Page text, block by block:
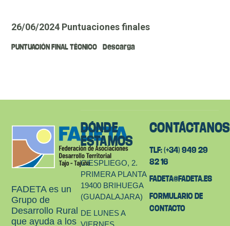
26/06/2024 Puntuaciones finales
PUNTUACIÓN FINAL TÉCNICO Descarga
FADETA es un
Grupo de
Desarrollo Rural
que ayuda a los
DÓNDE
ESTAMOS
C/ESPLIEGO, 2.
PRIMERA PLANTA
19400 BRIHUEGA
(GUADALAJARA)
DE LUNES A
VIERNES
CONTÁCTANOS
TLF: (+34) 949 29
82 16
FADETA@FADETA.ES
FORMULARIO DE
CONTACTO